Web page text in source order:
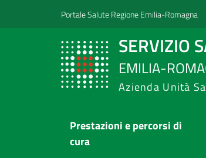
Vai al contenuto
Vai alla navigazionePortale Salute Regione Emilia-Romagna
SERVIZIO
EMILIA-
Azienda Unità
Prestazioni e percorsi di
cura